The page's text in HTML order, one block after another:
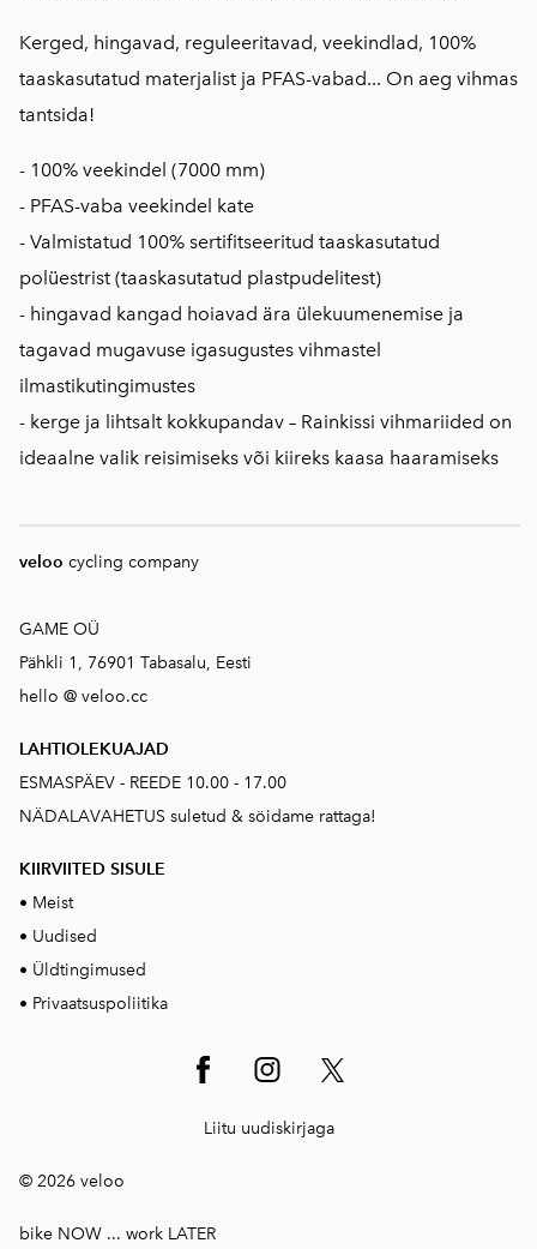
Kerged, hingavad, reguleeritavad, veekindlad, 100%
taaskasutatud materjalist ja PFAS-vabad... On aeg vihmas
tantsida!
- 100% veekindel (7000 mm)
- PFAS-vaba veekindel kate
- Valmistatud 100% sertifitseeritud taaskasutatud
polüestrist (taaskasutatud plastpudelitest)
- hingavad kangad hoiavad ära ülekuumenemise ja
tagavad mugavuse igasugustes vihmastel
ilmastikutingimustes
- kerge ja lihtsalt kokkupandav – Rainkissi vihmariided on
ideaalne valik reisimiseks või kiireks kaasa haaramiseks
veloo cycling company
GAME OÜ
Pähkli 1, 76901 Tabasalu, Eesti
hello @ veloo.cc
LAHTIOLEKUAJAD
ESMASPÄEV - REEDE 10.00 - 17.00
NÄDALAVAHETUS suletud & söidame rattaga!
KIIRVIITED SISULE
• Meist
• Uudised
• Üldtingimused
• Privaatsuspoliitika
Liitu uudiskirjaga
© 2026 veloo
bike NOW ... work LATER